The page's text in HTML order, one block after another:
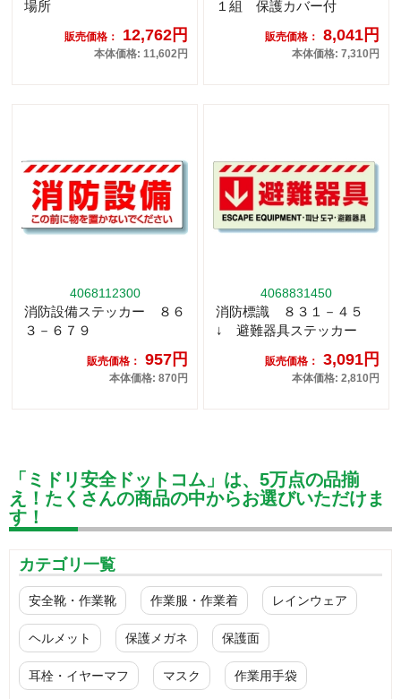
場所
販売価格： 12,762円
本体価格: 11,602円
１組 保護カバー付
販売価格： 8,041円
本体価格: 7,310円
4068112300
消防設備ステッカー ８６
３－６７９
販売価格： 957円
本体価格: 870円
4068831450
消防標識 ８３１－４５
↓ 避難器具ステッカー
販売価格： 3,091円
本体価格: 2,810円
「ミドリ安全ドットコム」は、5万点の品揃
え！たくさんの商品の中からお選びいただけま
す！
カテゴリ一覧
安全靴・作業靴 作業服・作業着 レインウェア
ヘルメット 保護メガネ 保護面
耳栓・イヤーマフ マスク 作業用手袋